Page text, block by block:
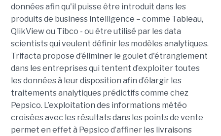
données afin qu'il puisse être introduit dans les
produits de business intelligence – comme Tableau,
QlikView ou Tibco - ou être utilisé par les data
scientists qui veulent définir les modèles analytiques.
Trifacta propose d’éliminer le goulet d'étranglement
dans les entreprises qui tentent d’exploiter toutes
les données à leur disposition afin d’élargir les
traitements analytiques prédictifs comme chez
Pepsico. L’exploitation des informations météo
croisées avec les résultats dans les points de vente
permet en effet à Pepsico d’affiner les livraisons